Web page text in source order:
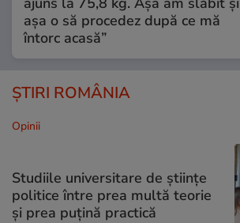
așa o să procedez după ce mă
întorc acasă”
ȘTIRI ROMÂNIA
Opinii
Studiile universitare de științe
politice între prea multă teorie
și prea puțină practică